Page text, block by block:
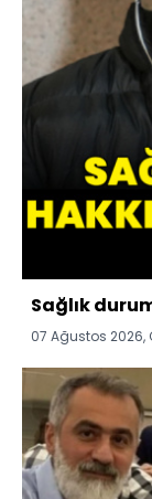
Sağlık
07 Ağustos 2026,